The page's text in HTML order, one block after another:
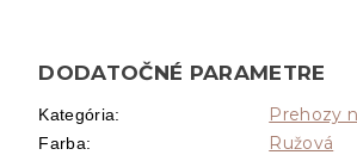
DODATOČNÉ PARAMETRE
Kategória: Prehozy
Farba: Ružová